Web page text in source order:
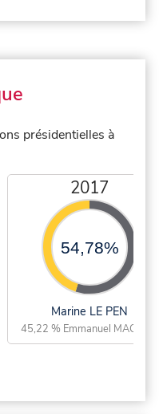
présidentielles à
2017
54,78%
Marine LE PEN
45,22 % Emmanuel MACRON